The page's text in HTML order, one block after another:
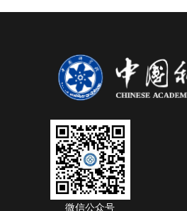
微信公众号